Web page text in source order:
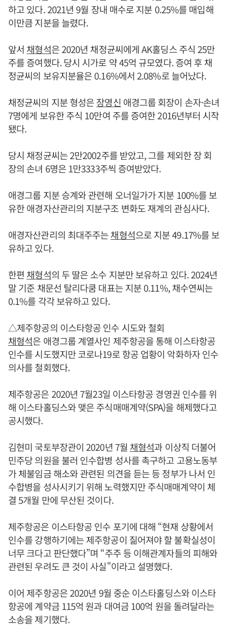
하고 있다. 2021년 9월 장내 매수로 지분 0.25%를 매입해
이만큼 지분을 늘렸다.
앞서 채형석은 2020년 채정균씨에게 AK홀딩스 주식 25만
주를 증여했다. 당시 시가로 약 45억 규모였다. 증여 후 채
정균씨의 보유지분율은 0.16%에서 2.08%로 늘어났다.
채정균씨의 지분 형성은장영신 애경그룹 회장이 손자·손녀
7명에게 보유한 주식 10만여 주를 증여한 2016년부터 시작
됐다.
당시 채정균씨는 2만2002주를 받았고, 그를 제외한 장 회
장의 손녀 6명은 1만3333주씩 증여받았다.
애경그룹 지분 승계와 관련해 오너일가가 지분 100%를 보
유한 애경자산관리의 지분구조 변화도 재계의 관심사다.
애경자산관리의 최대주주는채형석으로 지분 49.17%를 보
유하고 있다.
한편 채형석의 두 딸은 소수 지분만 보유하고 있다. 2024년
말 기준 채문선 탈리다쿰 대표는 지분 0.11%, 채수연씨는
0.1%를 각각 보유하고 있다.
△제주항공의 이스타항공 인수 시도와 철회
채형석은 애경그룹 계열사인 제주항공을 통해 이스타항공
인수를 시도했지만 코로나19로 항공 업황이 악화하자 인수
의사를 철회했다.
제주항공은 2020년 7월23일 이스타항공 경영권 인수를 위
해 이스타홀딩스와 맺은 주식매매계약(SPA)을 해제했다고
공시했다.
김현미 국토부장관이 2020년 7월 채형석과 이상직 더불어
민주당 의원을 불러 인수합병 성사를 촉구하고 고용노동부
가 체불임금 해소와 관련된 의견을 듣는 등 정부가 나서 인
수합병을 성사시키기 위해 노력했지만 주식매매계약이 체
결 5개월 만에 무산된 것이다.
제주항공은 이스타항공 인수 포기에 대해 “현재 상황에서
인수를 강행하기에는 제주항공이 짊어져야 할 불확실성이
너무 크다고 판단했다”며 “주주 등 이해관계자들의 피해와
관련된 우려도 큰 것이 사실"이라고 설명했다.
이어 제주항공은 2020년 9월 중순 이스타홀딩스와 이스타
항공에 계약금 115억 원과 대여금 100억 원을 돌려달라는
소송을 제기했다.